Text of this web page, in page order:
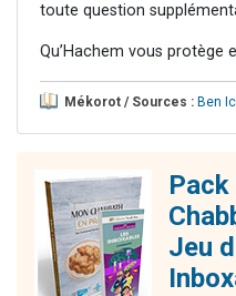
toute question
Qu’Hachem vous protège
Mékorot / Sources : Ben
Pack
Jeu